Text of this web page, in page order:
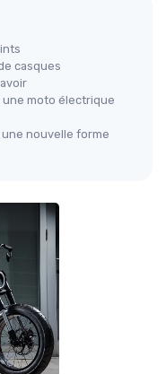
casques
une moto électrique
nouvelle forme